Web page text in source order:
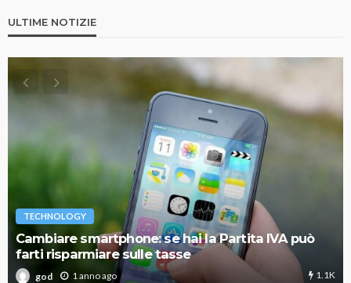
ULTIME NOTIZIE
TECHNOLOGY
Cambiare smartphone: se hai la Partita IVA può
farti risparmiare sulle tasse
god 1 anno ago 1.1K